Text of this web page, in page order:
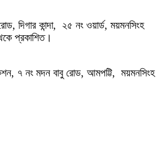
দিগার কান্দা, ২৫ নং ওয়ার্ড, ময়মনসিংহ
প্রকাশিত।
৭ নং মদন বাবু রোড, আমপট্টি, ময়মনসিংহ